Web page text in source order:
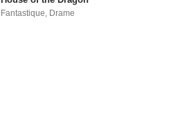
Fantastique Drame